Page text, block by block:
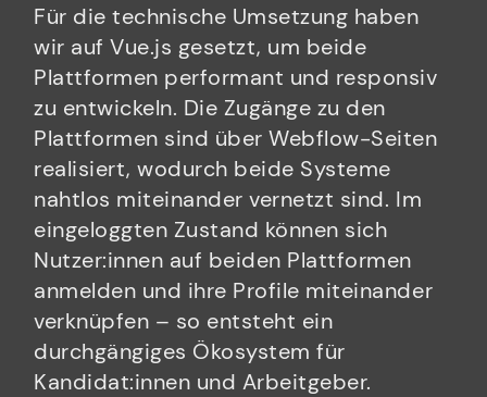
Für die technische Umsetzung haben
wir auf Vue.js gesetzt, um beide
Plattformen performant und responsiv
zu entwickeln. Die Zugänge zu den
Plattformen sind über Webflow-Seiten
realisiert, wodurch beide Systeme
nahtlos miteinander vernetzt sind. Im
eingeloggten Zustand können sich
Nutzer:innen auf beiden Plattformen
anmelden und ihre Profile miteinander
verknüpfen – so entsteht ein
durchgängiges Ökosystem für
Kandidat:innen und Arbeitgeber.